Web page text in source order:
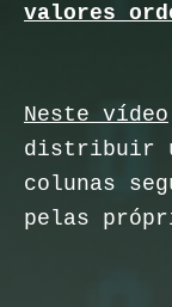
valores
Neste vídeo
distribuir
colunas
pelas